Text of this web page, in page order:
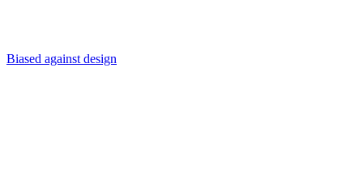
Biased against design